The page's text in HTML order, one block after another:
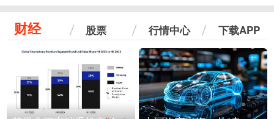
财经 股票 行情中心 下载APP